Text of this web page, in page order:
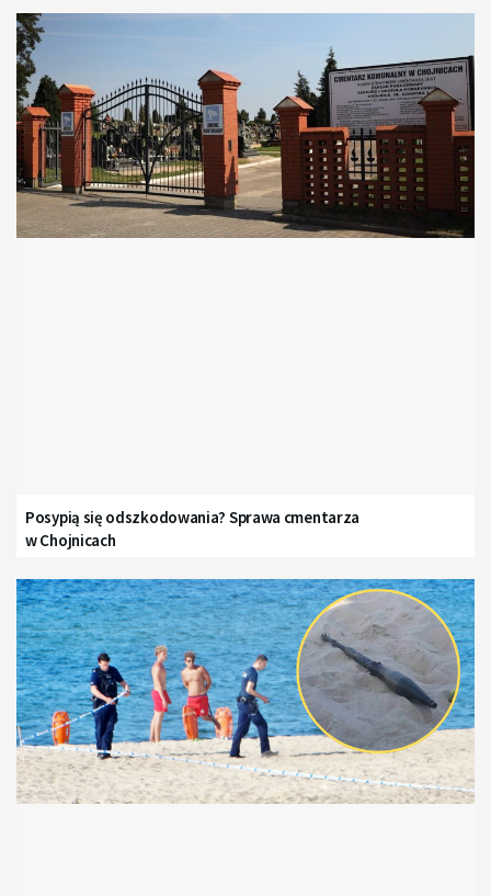
Posypią się odszkodowania? Sprawa cmentarza
w Chojnicach